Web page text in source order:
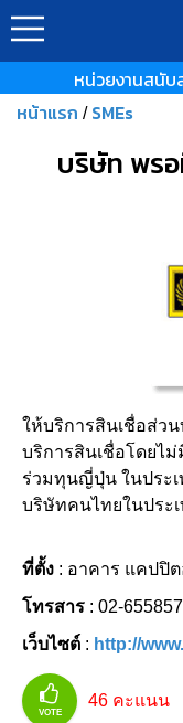
หน่วยงานสนับ
หน้าแรก / SMEs
บริษัท พร
ให้บริการสินเชื่อส่ว
บริการสินเชื่อโดยไ
ร่วมทุนญี่ปุ่น ในประเ
บริษัทคนไทยในประ
ที่ตั้ง : อาคาร แคปปิ
โทรสาร : 02-
เว็บไซต์ : http://
VOTE
46 คะแนน